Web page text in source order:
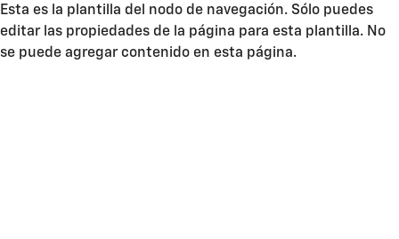
Esta es la plantilla del nodo de navegación. Sólo puedes
editar las propiedades de la página para esta plantilla. No
se puede agregar contenido en esta página.